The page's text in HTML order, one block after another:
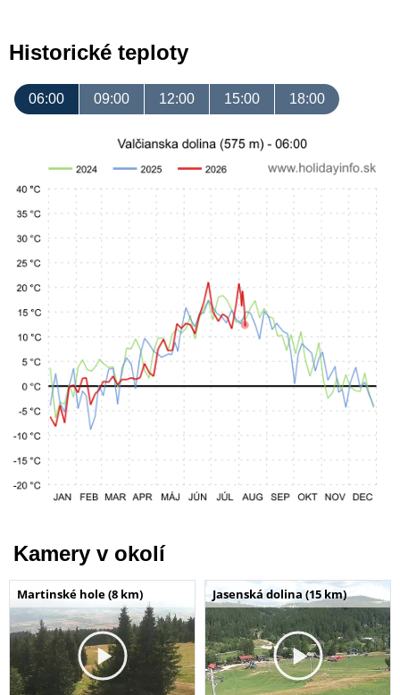
Historické teploty
06:00 09:00 12:00 15:00 18:00
Kamery v okolí
Martinské hole (8 km) Jasenská dolina (15 km)